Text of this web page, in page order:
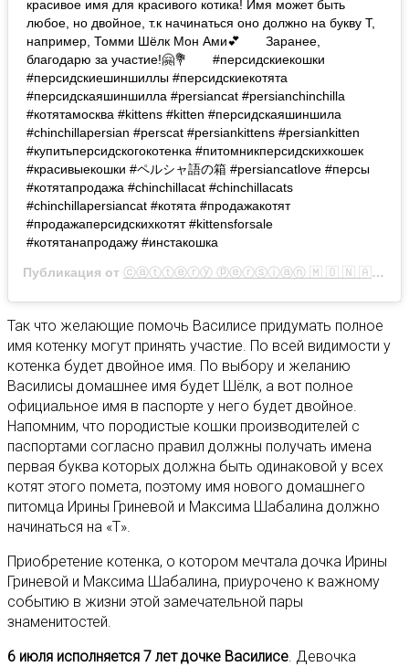
красивое имя для красивого котика! Имя может быть
любое, но двойное, т.к начинаться оно должно на букву Т,
например, Томми Шёлк Мон Ами💕⠀ ⠀ Заранее,
благодарю за участие!🤗💐⠀ ⠀ #персидскиекошки
#персидскиешиншиллы #персидскиекотята
#персидскаяшиншилла #persiancat #persianchinchilla
#котятамосква #kittens #kitten #персидскаяшиншила
#chinchillapersian #perscat #persiankittens #persiankitten
#купитьперсидскогокотенка #питомникперсидскихкошек
#красивыекошки #ペルシャ語の箱 #persiancatlove #персы
#котятапродажа #chinchillacat #chinchillacats
#chinchillapersiancat #котята #продажакотят
#продажаперсидскихкотят #kittensforsale
#котятанапродажу #инстакошка⠀ ⠀
Публикация от ⓒⓐⓣⓣⓔⓡⓨ ⓟⓔⓡⓢⓘⓐⓝ 🇲 🇴 🇳 🇦 🇲 🇮
Так что желающие помочь Василисе придумать полное
имя котенку могут принять участие. По всей видимости у
котенка будет двойное имя. По выбору и желанию
Василисы домашнее имя будет Шёлк, а вот полное
официальное имя в паспорте у него будет двойное.
Напомним, что породистые кошки производителей с
паспортами согласно правил должны получать имена
первая буква которых должна быть одинаковой у всех
котят этого помета, поэтому имя нового домашнего
питомца Ирины Гриневой и Максима Шабалина должно
начинаться на «Т».
Приобретение котенка, о котором мечтала дочка Ирины
Гриневой и Максима Шабалина, приурочено к важному
событию в жизни этой замечательной пары
знаменитостей.
6 июля исполняется 7 лет дочке Василисе. Девочка